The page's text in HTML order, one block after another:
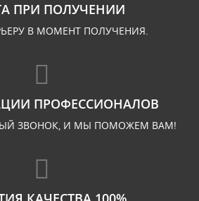
ПРИ ПОЛУЧЕНИИ
В МОМЕНТ ПОЛУЧЕНИЯ.
ПРОФЕССИОНАЛОВ
ЗВОНОК, И МЫ ПОМОЖЕМ ВАМ!